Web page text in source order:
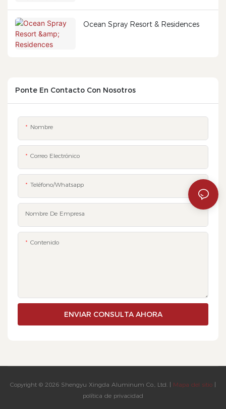
Ocean Spray Resort & Residences
Ponte En Contacto Con Nosotros
Nombre
Correo Electrónico
Teléfono/whatsapp
Nombre De Empresa
Contenido
ENVIAR CONSULTA AHORA
Copyright © 2026 Shengyu Xingda Aluminum Co., Ltd. | Mapa del sitio |
política de privacidad